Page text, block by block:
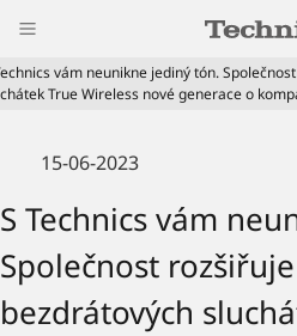
vám neunikne jediný tón.
True Wireless nové generace o
15-06-2023
S Technics vám
Společnost
bezdrátových